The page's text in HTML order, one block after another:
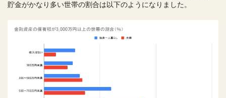
貯金がかなり多い世帯の割合は以下のようになりました。